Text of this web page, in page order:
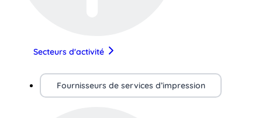
Secteurs d'activité
Fournisseurs de services d’impression